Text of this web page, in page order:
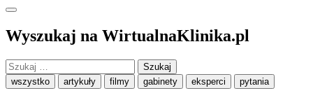
Wyszukaj na WirtualnaKlinika.pl
Szukaj:
wszystko artykuły filmy gabinety eksperci pytania